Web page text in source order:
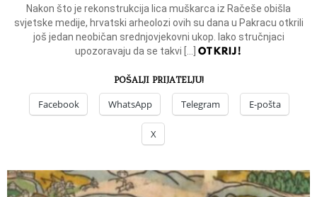
Nakon što je rekonstrukcija lica muškarca iz Račeše obišla
svjetske medije, hrvatski arheolozi ovih su dana u Pakracu otkrili
još jedan neobičan srednjovjekovni ukop. Iako stručnjaci
upozoravaju da se takvi […] OTKRIJ!
POŠALJI PRIJATELJU!
Facebook WhatsApp Telegram E-pošta
X